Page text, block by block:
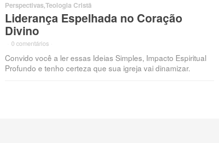
Perspectivas,Teologia Cristã
Liderança Espelhada no Coração
Divino
0 comentários
Convido você a ler essas Ideias Simples, Impacto Espiritual
Profundo e tenho certeza que sua igreja vai dinamizar.